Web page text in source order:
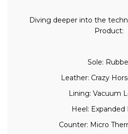
Diving deeper into the
Product:
Sole:
Leather: Crazy
Lining: Vacuum
Heel: Expanded
Counter: Micro